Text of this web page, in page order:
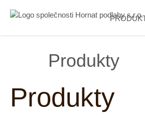
Produkty
Produkty